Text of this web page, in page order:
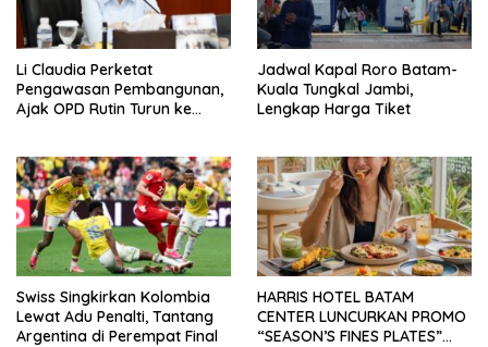
Li Claudia Perketat
Pengawasan Pembangunan,
Ajak OPD Rutin Turun ke
Jadwal Kapal Roro Batam-
Kuala Tungkal Jambi,
Lengkap Harga Tiket
Swiss Singkirkan Kolombia
Lewat Adu Penalti, Tantang
Argentina di Perempat Final
HARRIS HOTEL BATAM
CENTER LUNCURKAN PROMO
“SEASON’S FINES PLATES”